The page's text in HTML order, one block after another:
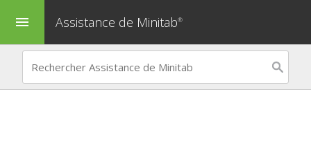
menu Assistance de Minitab®